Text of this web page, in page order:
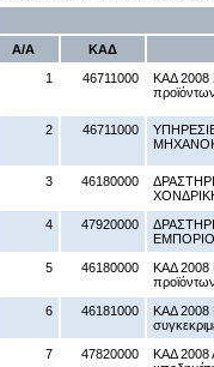
Α/Α
ΚΑΔ
1
46711000
ΚΑΔ 2008
2 46711000
3 46180000
4
47920000
ΕΜΠΟΡΙΟ
5
46180000
ΚΑΔ 2008
6
46181000
ΚΑΔ 2008
7
47820000
ΚΑΔ 2008